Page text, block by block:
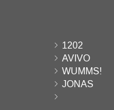
1202
AVIVO
WUMMS!
JONAS